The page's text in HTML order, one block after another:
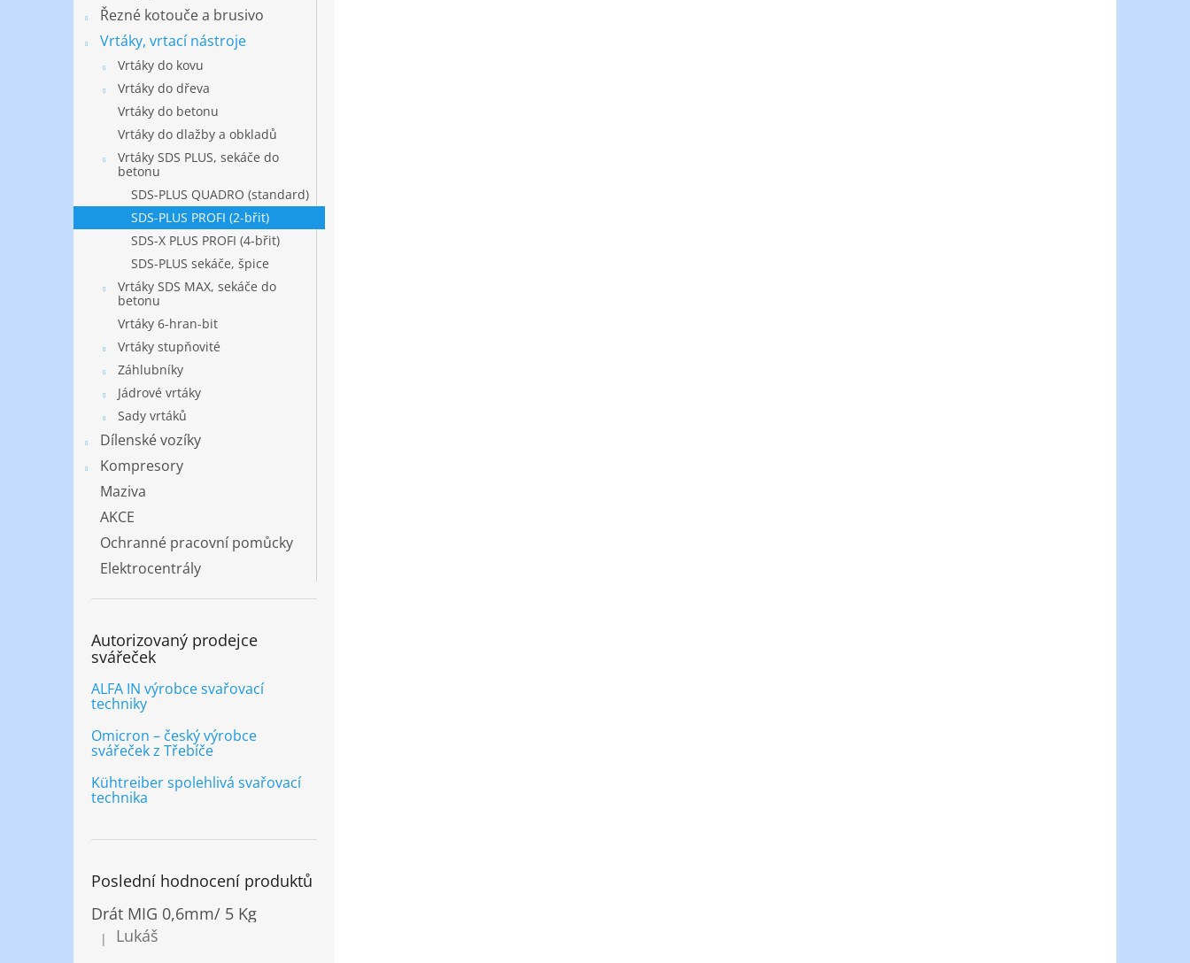
Řezné kotouče a brusivo
Vrtáky, vrtací nástroje
Vrtáky do kovu
Vrtáky do dřeva
Vrtáky do betonu
Vrtáky do dlažby a obkladů
Vrtáky SDS PLUS, sekáče do
betonu
SDS-PLUS QUADRO (standard)
SDS-PLUS PROFI (2-břit)
SDS-X PLUS PROFI (4-břit)
SDS-PLUS sekáče, špice
Vrtáky SDS MAX, sekáče do
betonu
Vrtáky 6-hran-bit
Vrtáky stupňovité
Záhlubníky
Jádrové vrtáky
Sady vrtáků
Dílenské vozíky
Kompresory
Maziva
AKCE
Ochranné pracovní pomůcky
Elektrocentrály
Autorizovaný prodejce
svářeček
ALFA IN výrobce svařovací
techniky
Omicron – český výrobce
svářeček z Třebíče
Kühtreiber spolehlivá svařovací
technika
Poslední hodnocení produktů
Drát MIG 0,6mm/ 5 Kg
Hodnocení produktu je 5 z 5 hvězdiček.
|
Lukáš